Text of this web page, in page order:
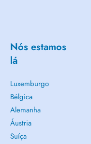
Nós estamos
lá
Luxemburgo
Bélgica
Alemanha
Áustria
Suíça